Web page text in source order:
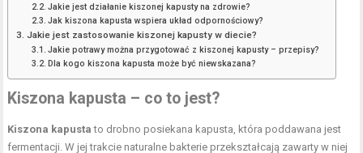
Jakie jest działanie kiszonej kapusty na zdrowie?
Jak kiszona kapusta wspiera układ odpornościowy?
Jakie jest zastosowanie kiszonej kapusty w diecie?
Jakie potrawy można przygotować z kiszonej kapusty – przepisy?
Dla kogo kiszona kapusta może być niewskazana?
Kiszona kapusta – co to jest?
Kiszona kapusta to drobno posiekana kapusta, która poddawana jest
fermentacji. W jej trakcie naturalne bakterie przekształcają zawarty w niej